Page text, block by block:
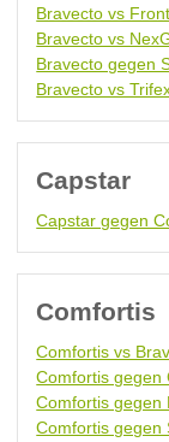
Bravecto vs
Bravecto vs
Bravecto gegen
Bravecto vs
Capstar
Capstar gegen
Comfortis
Comfortis vs
Comfortis gegen
Comfortis gegen
Comfortis gegen